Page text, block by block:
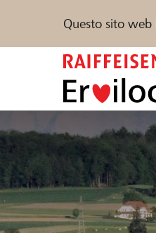
Questo sito
Sostenere
Trova progetti e